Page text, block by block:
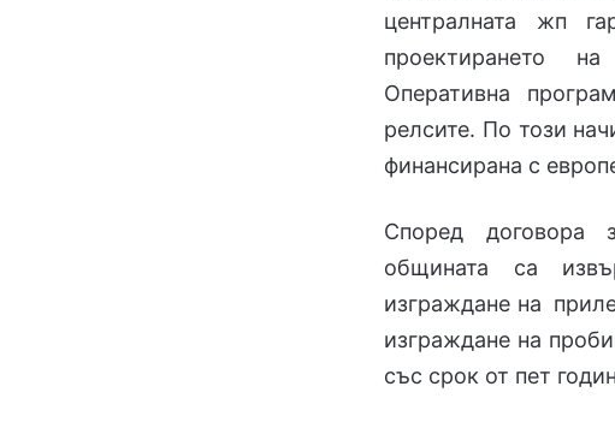
централната жп
проектирането
Оперативна
релсите. По този
финансирана с
Според договора
общината са
изграждане на
изграждане на
със срок от пет